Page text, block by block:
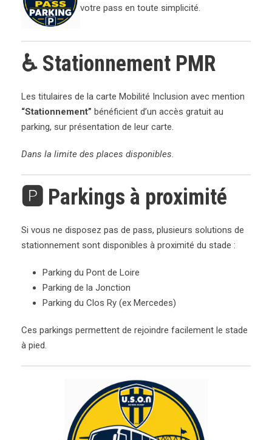
votre pass en toute simplicité.
♿ Stationnement PMR
Les titulaires de la carte Mobilité Inclusion avec mention
“Stationnement” bénéficient d’un accès gratuit au
parking, sur présentation de leur carte.
Dans la limite des places disponibles.
🅿️ Parkings à proximité
Si vous ne disposez pas de pass, plusieurs solutions de
stationnement sont disponibles à proximité du stade :
Parking du Pont de Loire
Parking de la Jonction
Parking du Clos Ry (ex Mercedes)
Ces parkings permettent de rejoindre facilement le stade
à pied.